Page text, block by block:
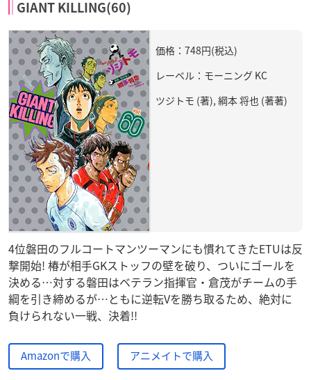
GIANT KILLING(60)
価格：748円(税込)
レーベル：モーニング KC
ツジトモ (著), 綱本 将也 (著著)
4位磐田のフルコートマンツーマンにも慣れてきたETUは反
撃開始! 椿が相手GKストッフの壁を破り、ついにゴールを
決める…対する磐田はベテラン指揮官・倉茂がチームの手
綱を引き締めるが…ともに逆転Vを勝ち取るため、絶対に
負けられない一戦、決着!!
Amazonで購入 アニメイトで購入